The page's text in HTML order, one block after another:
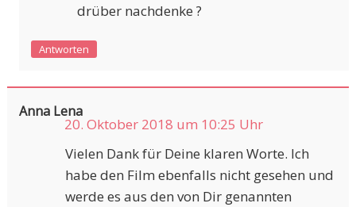
drüber nachdenke ?
Antworten
Anna Lena
20. Oktober 2018 um 10:25 Uhr
Vielen Dank für Deine klaren Worte. Ich
habe den Film ebenfalls nicht gesehen und
werde es aus den von Dir genannten